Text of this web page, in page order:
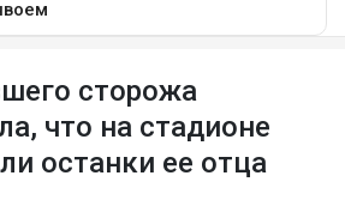
сторожа
что на стадионе
останки ее отца